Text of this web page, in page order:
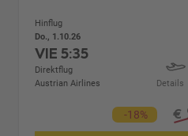
Hinflug
Do., 1.10.26
VIE5:35
Direktflug
Austrian Airlines
Details
-18% €